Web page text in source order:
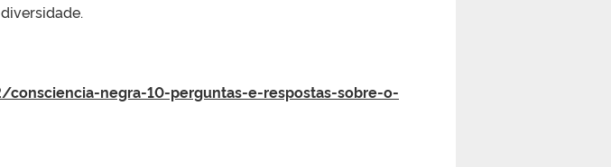
negra-10-perguntas-e-respostas-sobre-o-